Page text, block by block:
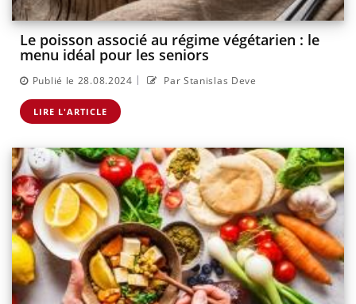
Le poisson associé au régime végétarien : le
menu idéal pour les seniors
Publié le 28.08.2024 | Par Stanislas Deve
LIRE L'ARTICLE